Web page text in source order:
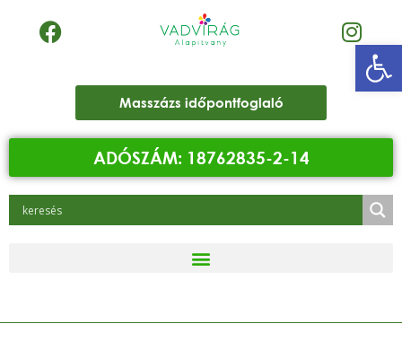
Masszázs időpontfoglaló
ADÓSZÁM: 18762835-2-14